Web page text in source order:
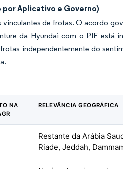
Aplicativo e Governo)
de frotas. O acordo
da Hyundai com o PIF está
independentemente do
NA
RELEVÂNCIA GEOGRÁFICA
Restante da Arábia
Riade, Jeddah,